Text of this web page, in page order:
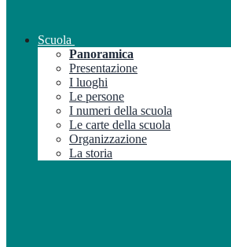
Scuola
Panoramica
Presentazione
I luoghi
Le persone
I numeri della scuola
Le carte della scuola
Organizzazione
La storia